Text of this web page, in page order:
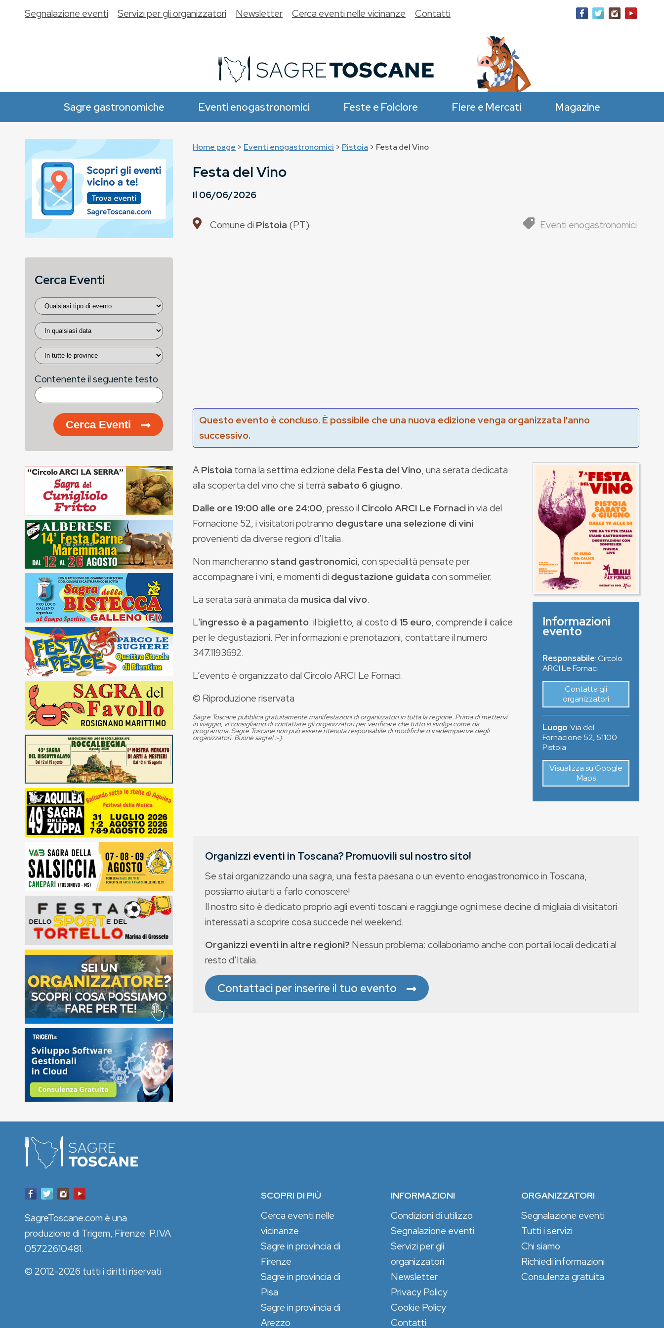
Sagre gastronomiche Eventi enogastronomici Feste e Folclore Fiere e Mercati Magazine
Segnalazione eventi Servizi per gli organizzatori Newsletter Cerca eventi nelle vicinanze Contatti
Home page > Eventi enogastronomici > Pistoia > Festa del Vino
Festa del Vino
Il06/06/2026
Comune di Pistoia (PT) Eventi enogastronomici
Questo evento è concluso. È possibile che una nuova edizione venga organizzata l'anno
successivo.
APistoia torna la settima edizione della Festa del Vino, una serata dedicata
alla scoperta del vino che si terrà sabato 6 giugno.
Dalle ore 19:00 alle ore 24:00, presso il Circolo ARCI Le Fornaciin via del
Fornacione 52, i visitatori potranno degustare una selezione di vini
provenienti da diverse regioni d’Italia.
Non mancheranno stand gastronomici, con specialità pensate per
accompagnare i vini, e momenti di degustazione guidatacon sommelier.
La serata sarà animata da musica dal vivo.
L'ingresso è a pagamento: il biglietto, al costo di15 euro, comprende il calice
per le degustazioni. Per informazioni e prenotazioni, contattare il numero
347.1193692.
L’evento è organizzato dal Circolo ARCI Le Fornaci.
© Riproduzione riservata
Sagre Toscane pubblica gratuitamente manifestazioni di organizzatori in tutta la regione. Prima di mettervi
in viaggio, vi consigliamo di contattare gli organizzatori per verificare che tutto si svolga come da
programma. Sagre Toscane non può essere ritenuta responsabile di modifiche o inadempienze degli
organizzatori. Buone sagre! :-)
Informazioni
evento
Responsabile: Circolo
ARCI Le Fornaci
Contatta gli
organizzatori
Luogo:Via del
Fornacione 52, 51100
Pistoia
Visualizza su Google
Maps
Organizzi eventi in Toscana? Promuovili sul nostro sito!
Se stai organizzando una sagra, una festa paesana o un evento enogastronomico in Toscana,
possiamo aiutarti a farlo conoscere!
Il nostro sito è dedicato proprio agli eventi toscani e raggiunge ogni mese decine di migliaia di visitatori
interessati a scoprire cosa succede nel weekend.
Organizzi eventi in altre regioni? Nessun problema: collaboriamo anche con portali locali dedicati al
resto d’Italia.
Contattaci per inserire il tuo evento
Cerca Eventi
Contenente il seguente testo
Cerca Eventi
SCOPRI DI PIÙ
Cerca eventi nelle
vicinanze
Sagre in provincia di
Firenze
Sagre in provincia di
Pisa
Sagre in provincia di
Arezzo
INFORMAZIONI
Condizioni di utilizzo
Segnalazione eventi
Servizi per gli
organizzatori
Newsletter
Privacy Policy
Cookie Policy
Contatti
ORGANIZZATORI
Segnalazione eventi
Tutti i servizi
Chi siamo
Richiedi informazioni
Consulenza gratuita
SagreToscane.com è una
produzione di Trigem, Firenze. P.IVA
05722610481.
© 2012-2026 tutti i diritti riservati